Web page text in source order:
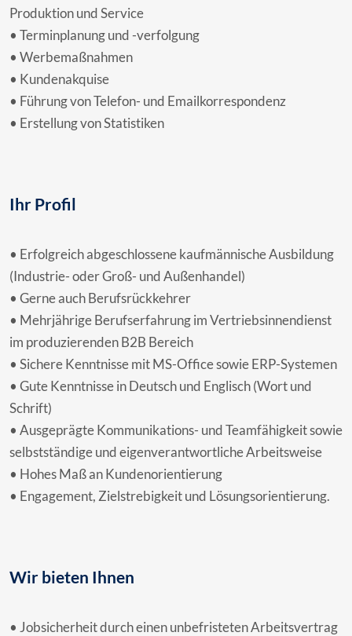
Produktion und Service
• Terminplanung und -verfolgung
• Werbemaßnahmen
• Kundenakquise
• Führung von Telefon- und Emailkorrespondenz
• Erstellung von Statistiken
Ihr Profil
• Erfolgreich abgeschlossene kaufmännische Ausbildung
(Industrie- oder Groß- und Außenhandel)
• Gerne auch Berufsrückkehrer
• Mehrjährige Berufserfahrung im Vertriebsinnendienst
im produzierenden B2B Bereich
• Sichere Kenntnisse mit MS-Office sowie ERP-Systemen
• Gute Kenntnisse in Deutsch und Englisch (Wort und
Schrift)
• Ausgeprägte Kommunikations- und Teamfähigkeit sowie
selbstständige und eigenverantwortliche Arbeitsweise
• Hohes Maß an Kundenorientierung
• Engagement, Zielstrebigkeit und Lösungsorientierung.
Wir bieten Ihnen
• Jobsicherheit durch einen unbefristeten Arbeitsvertrag